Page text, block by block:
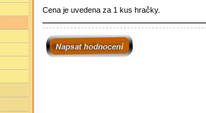
Cena je uvedena za 1 kus hračky.